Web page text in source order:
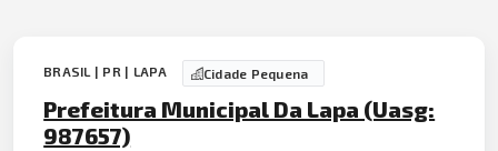
BRASIL | PR | LAPA Cidade Pequena
Prefeitura Municipal Da Lapa (Uasg:
987657)